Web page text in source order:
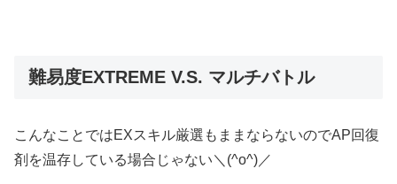
難易度EXTREME V.S. マルチバトル
こんなことではEXスキル厳選もままならないのでAP回復
剤を温存している場合じゃない＼(^o^)／